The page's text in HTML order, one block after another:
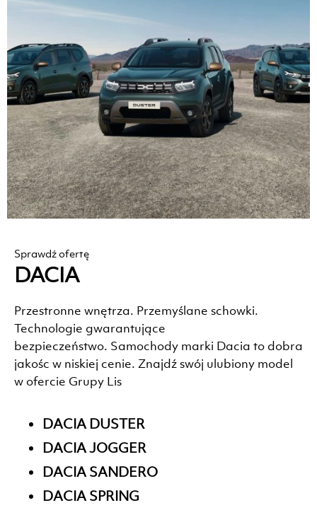
Sprawdź ofertę
DACIA
Przestronne wnętrza. Przemyślane schowki.
Technologie gwarantujące
bezpieczeństwo. Samochody marki Dacia to dobra
jakośc w niskiej cenie. Znajdź swój ulubiony model
w ofercie Grupy Lis
DACIA DUSTER
DACIA JOGGER
DACIA SANDERO
DACIA SPRING